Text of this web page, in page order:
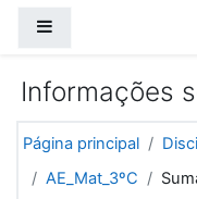
Informações
Página principal
AE_Mat_3ºC